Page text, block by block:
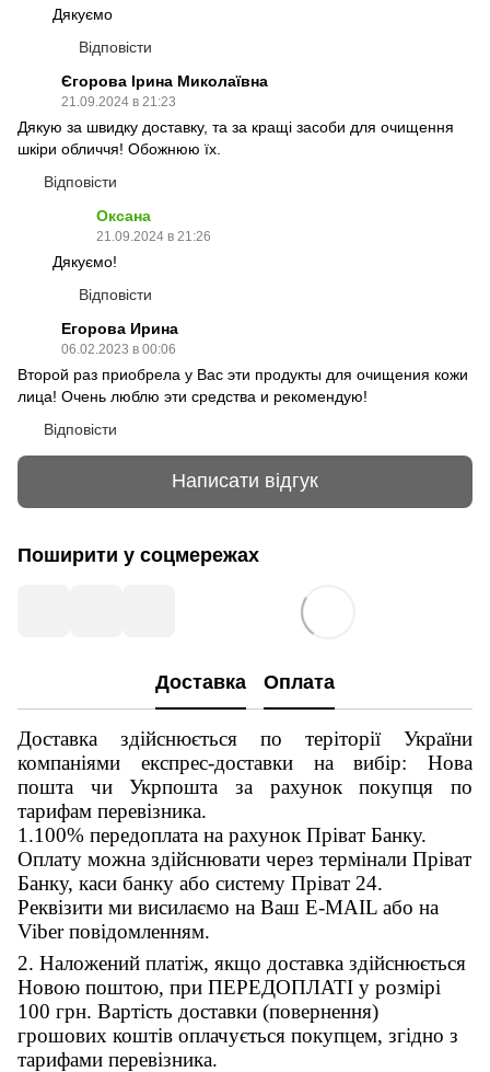
Дякуємо
Відповісти
Єгорова Ірина Миколаївна
21.09.2024 в 21:23
Дякую за швидку доставку, та за кращі засоби для очищення
шкіри обличчя! Обожнюю їх.
Відповісти
Оксана
21.09.2024 в 21:26
Дякуємо!
Відповісти
Егорова Ирина
06.02.2023 в 00:06
Второй раз приобрела у Вас эти продукты для очищения кожи
лица! Очень люблю эти средства и рекомендую!
Відповісти
Написати відгук
Поширити у соцмережах
Доставка Оплата
Доставка здійснюється по теріторії України
компаніями експрес-доставки на вибір: Нова
пошта чи Укрпошта за рахунок покупця по
тарифам перевізника.
1.100% передоплата на рахунок Пріват Банку.
Оплату можна здійснювати через термінали Пріват
Банку, каси банку або систему Пріват 24.
Реквізити ми висилаємо на Ваш E-MAIL або на
Viber повідомленням.
2. Наложений платіж, якщо доставка здійснюється
Новою поштою, при ПЕРЕДОПЛАТІ у розмірі
100 грн. Вартість доставки (повернення)
грошових коштів оплачується покупцем, згідно з
тарифами перевізника.